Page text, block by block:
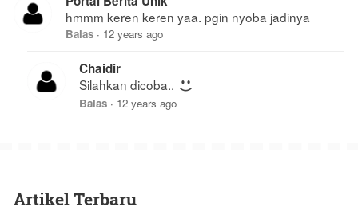
hmmm keren keren yaa. pgin nyoba jadinya
Balas · 12 years ago
Chaidir
Silahkan dicoba..
Balas · 12 years ago
Artikel Terbaru